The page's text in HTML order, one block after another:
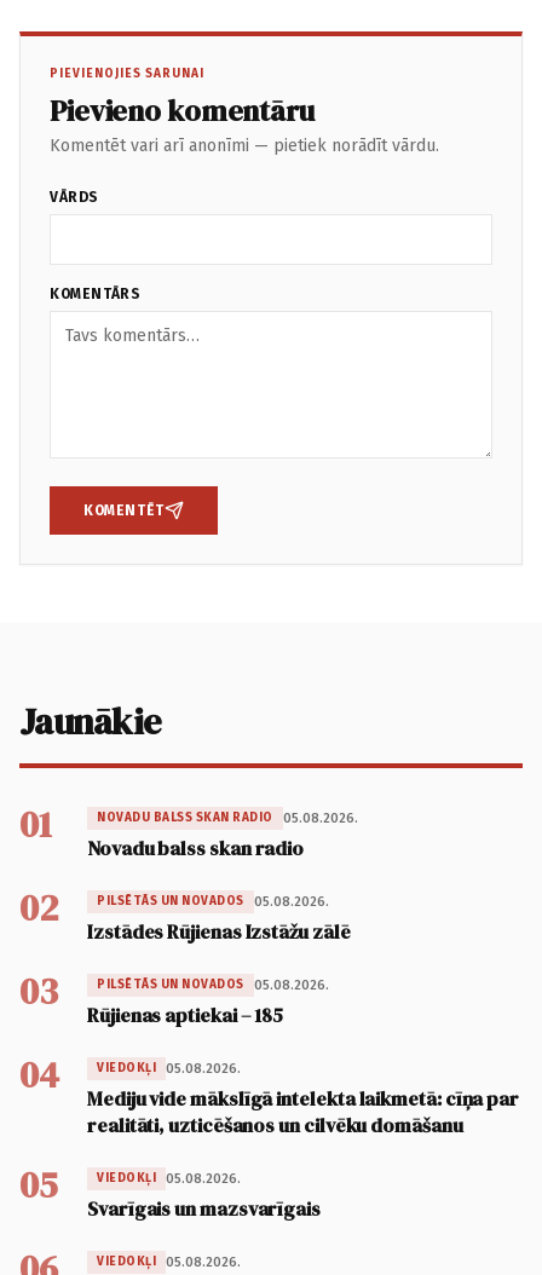
PIEVIENOJIES SARUNAI
Pievieno komentāru
Komentēt vari arī anonīmi — pietiek norādīt vārdu.
VĀRDS
KOMENTĀRS
KOMENTĒT
Jaunākie
01 NOVADU BALSS SKAN RADIO 05.08.2026.
Novadu balss skan radio
02 PILSĒTĀS UN NOVADOS 05.08.2026.
Izstādes Rūjienas Izstāžu zālē
03 PILSĒTĀS UN NOVADOS 05.08.2026.
Rūjienas aptiekai – 185
04 VIEDOKĻI 05.08.2026.
Mediju vide mākslīgā intelekta laikmetā: cīņa par
realitāti, uzticēšanos un cilvēku domāšanu
05 VIEDOKĻI 05.08.2026.
Svarīgais un mazsvarīgais
VIEDOKĻI 05.08.2026.